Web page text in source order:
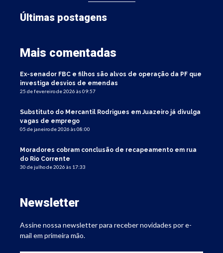
Últimas postagens
Mais comentadas
Ex-senador FBC e filhos são alvos de operação da PF que
investiga desvios de emendas
25 de fevereiro de 2026 às 09:57
Substituto do Mercantil Rodrigues em Juazeiro já divulga
vagas de emprego
05 de janeiro de 2026 às 08:00
Moradores cobram conclusão de recapeamento em rua
do Rio Corrente
30 de julho de 2026 às 17:33
Newsletter
Assine nossa newsletter para receber novidades por e-
mail em primeira mão.